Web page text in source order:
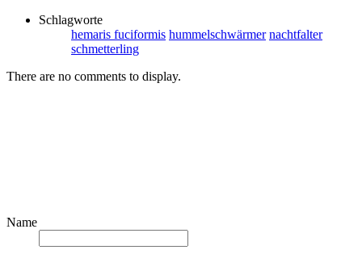
Schlagworte
hemaris fuciformis hummelschwärmer nachtfalter
schmetterling
There are no comments to display.
Name